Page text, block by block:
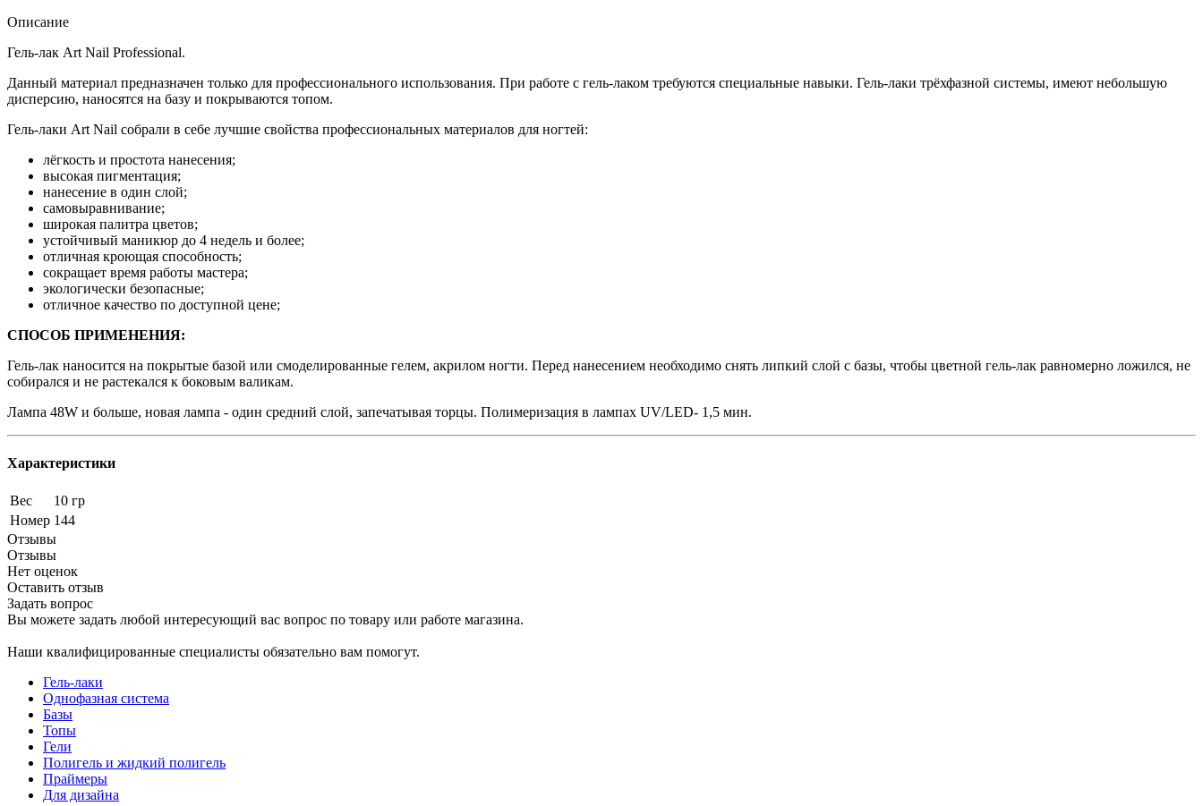
Описание
Гель-лак Art Nail Professional.
Данный материал предназначен только для профессионального использования. При работе с гель-лаком требуются специальные навыки. Гель-лаки трёхфазной системы, имеют небольшую
дисперсию, наносятся на базу и покрываются топом.
Гель-лаки Art Nail собрали в себе лучшие свойства профессиональных материалов для ногтей:
лёгкость и простота нанесения;
высокая пигментация;
нанесение в один слой;
самовыравнивание;
широкая палитра цветов;
устойчивый маникюр до 4 недель и более;
отличная кроющая способность;
сокращает время работы мастера;
экологически безопасные;
отличное качество по доступной цене;
СПОСОБ ПРИМЕНЕНИЯ:
Гель-лак наносится на покрытые базой или смоделированные гелем, акрилом ногти. Перед нанесением необходимо снять липкий слой с базы, чтобы цветной гель-лак равномерно ложился, не
собирался и не растекался к боковым валикам.
Лампа 48W и больше, новая лампа - один средний слой, запечатывая торцы. Полимеризация в лампах UV/LED- 1,5 мин.
Характеристики
Вес
10 гр
Номер 144
Отзывы
Отзывы
Нет оценок
Оставить отзыв
Задать вопрос
Вы можете задать любой интересующий вас вопрос по товару или работе магазина.
Наши квалифицированные специалисты обязательно вам помогут.
Гель-лаки
Однофазная система
Базы
Топы
Гели
Полигель и жидкий полигель
Праймеры
Для дизайна